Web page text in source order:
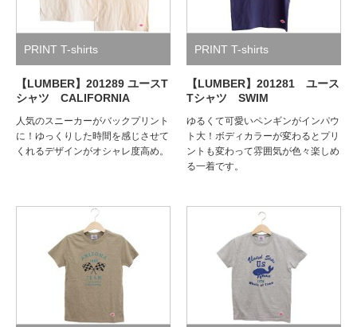
PRINT T-shirts
【LUMBER】201289 ユースT
シャツ CALIFORNIA
人気のスニーカーがバックプリント
に！ゆっくりした時間を感じさせて
くれるデザインがオシャレ度高め。
PRINT T-shirts
【LUMBER】201281 ユース
Tシャツ SWIM
ゆるくて可愛いペンギンがインパウ
ト大！ボディカラーが変わるとプリ
ントも変わって雰囲気が色々楽しめ
る一着です。